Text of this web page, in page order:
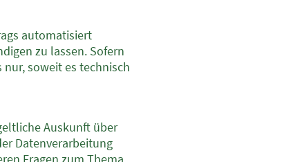
automatisiert
zu lassen. Sofern
soweit es technisch
Auskunft über
Datenverarbeitung